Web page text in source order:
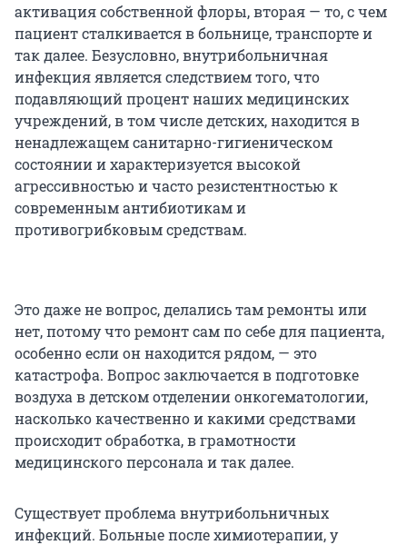
активация собственной флоры, вторая — то, с чем
пациент сталкивается в больнице, транспорте и
так далее. Безусловно, внутрибольничная
инфекция является следствием того, что
подавляющий процент наших медицинских
учреждений, в том числе детских, находится в
ненадлежащем санитарно-гигиеническом
состоянии и характеризуется высокой
агрессивностью и часто резистентностью к
современным антибиотикам и
противогрибковым средствам.
Это даже не вопрос, делались там ремонты или
нет, потому что ремонт сам по себе для пациента,
особенно если он находится рядом, — это
катастрофа. Вопрос заключается в подготовке
воздуха в детском отделении онкогематологии,
насколько качественно и какими средствами
происходит обработка, в грамотности
медицинского персонала и так далее.
Существует проблема внутрибольничных
инфекций. Больные после химиотерапии, у